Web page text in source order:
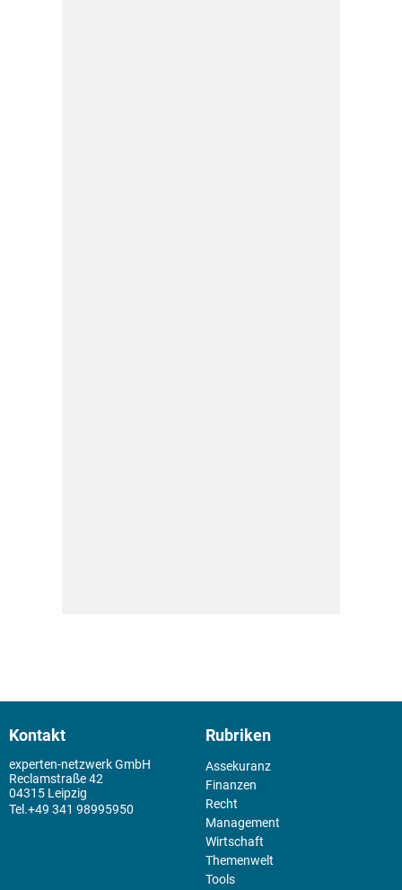
Kontakt
experten-netzwerk GmbH
Reclamstraße 42
04315 Leipzig
+49 341 98995950
Rubriken
Assekuranz
Finanzen
Recht
Management
Wirtschaft
Themenwelt
Tools